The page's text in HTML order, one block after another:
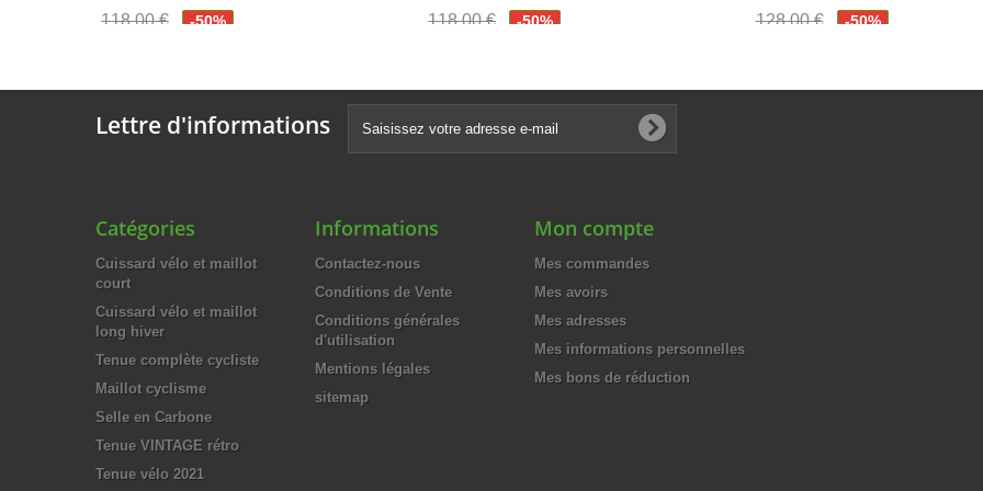
118,00 €
-50%
118,00 €
-50%
128,00 €
-50%
Lettre d'informations
Catégories
Cuissard vélo et maillot
court
Cuissard vélo et maillot
long hiver
Tenue complète cycliste
Maillot cyclisme
Selle en Carbone
Tenue VINTAGE rétro
Tenue vélo 2021
Informations
Contactez-nous
Conditions de Vente
Conditions générales
d'utilisation
Mentions légales
sitemap
Mon compte
Mes commandes
Mes avoirs
Mes adresses
Mes informations personnelles
Mes bons de réduction